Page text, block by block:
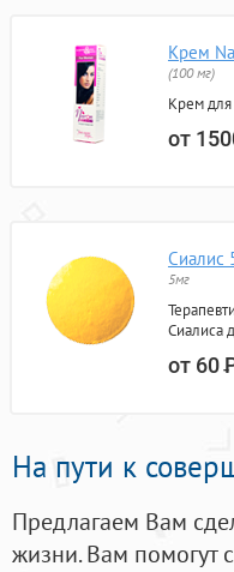
Крем
(100 мг)
Крем
от
Сиалис
5мг
Сиалиса
от 60
На пути к
Предлагаем Вам
жизни. Вам помогут